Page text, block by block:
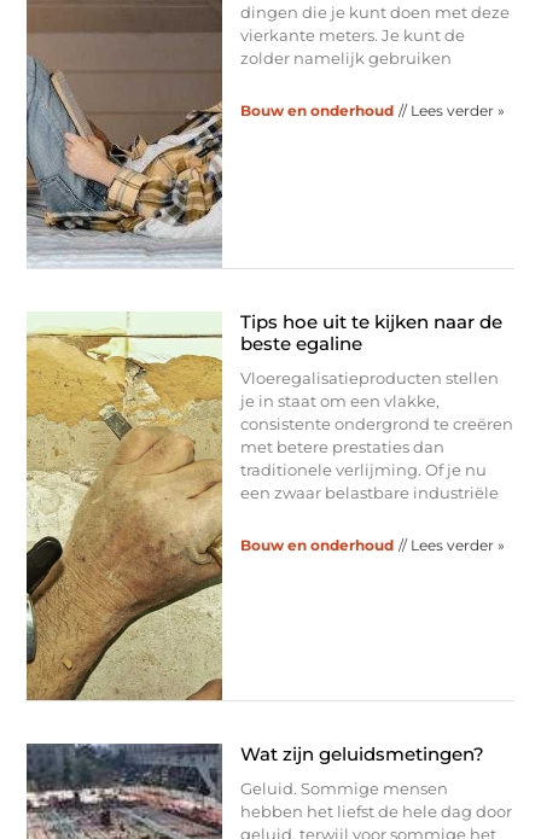
dingen die je kunt doen met deze
vierkante meters. Je kunt de
zolder namelijk gebruiken
Bouw en onderhoud // Lees verder »
Tips hoe uit te kijken naar de
beste egaline
Vloeregalisatieproducten stellen
je in staat om een ​​vlakke,
consistente ondergrond te creëren
met betere prestaties dan
traditionele verlijming. Of je nu
een zwaar belastbare industriële
Bouw en onderhoud // Lees verder »
Wat zijn geluidsmetingen?
Geluid. Sommige mensen
hebben het liefst de hele dag door
geluid, terwijl voor sommige het